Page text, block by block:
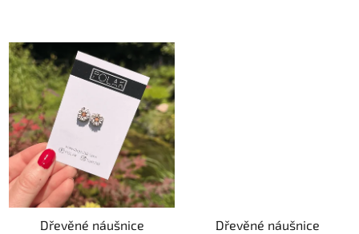
Dřevěné náušnice
Dřevěné náušnice